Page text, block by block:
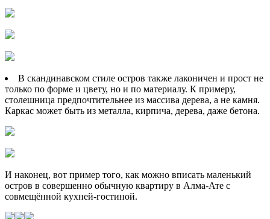
В скандинавском стиле остров также лаконичен и прост не
только по форме и цвету, но и по материалу. К примеру,
столешница предпочтительнее из массива дерева, а не камня.
Каркас может быть из металла, кирпича, дерева, даже бетона.
И наконец, вот пример того, как можно вписать маленький
остров в совершенно обычную квартиру в Алма-Ате с
совмещённой кухней-гостиной.